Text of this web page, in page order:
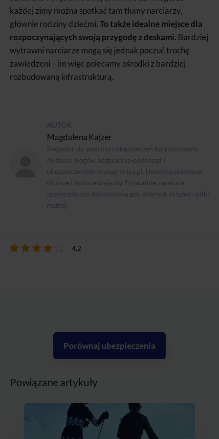
każdej zimy można spotkać tam tłumy narciarzy,
głównie rodziny dziećmi. To także idealne miejsce dla
rozpoczynających swoją przygodę z deskami. Bardziej
wytrawni narciarze mogą się jednak poczuć trochę
zawiedzeni – im więc polecamy ośrodki z bardziej
rozbudowaną infrastrukturą.
AUTOR
Magdalena Kajzer
Redaktor ds. podróży i ubezpieczeń turystycznych.
Autorka blogów bezpieczna-podroz.pl i
ubezpieczeniepracyzagranica.pl. Uwielbia planować
dłuższe i krótsze wyjazdy. Prywatnie zapalona
społeczniczka, miłośniczka gór, dobrych książek i piłki
nożnej.
4.2
Porównaj ubezpieczenia
Powiązane artykuły